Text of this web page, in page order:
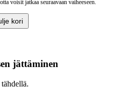
voisit jatkaa seuraavaan vaiheeseen.
kori
jättäminen